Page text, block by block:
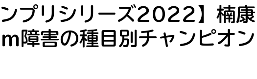
小林航央 濱口直人 市民ランナー ONETOKYO NEWS
ンプリシリーズ2022】楠康
障害の種目別チャンピオン